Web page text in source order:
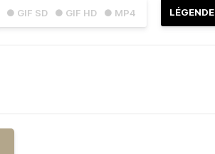
● GIF SD ● GIF HD ● MP4 LÉGENDE